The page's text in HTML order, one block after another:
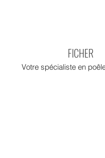
FICHER
Votre spécialiste en